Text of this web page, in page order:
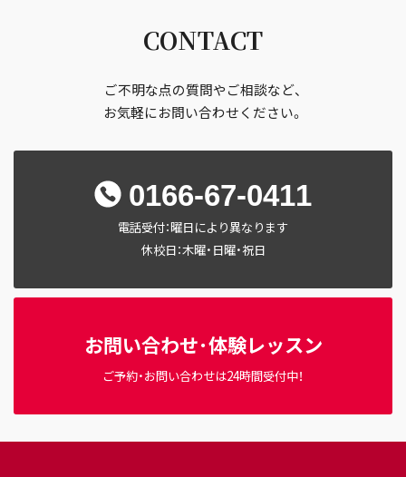
CONTACT
ご不明な点の質問やご相談など、
お気軽にお問い合わせください。
0166-67-0411
電話受付：曜日により異なります
休校日：木曜・日曜・祝日
お問い合わせ･体験レッスン
ご予約・お問い合わせは24時間受付中！